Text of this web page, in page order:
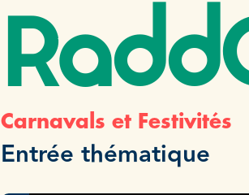
Carnavals et Festivités
Entrée thématique